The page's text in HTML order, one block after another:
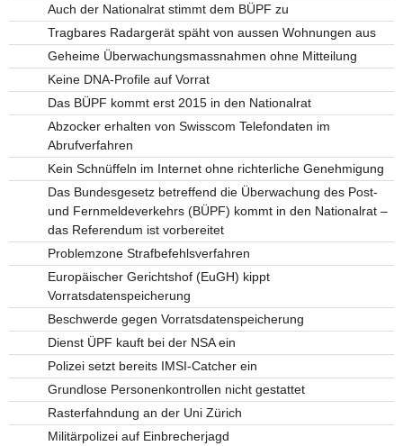
Auch der Nationalrat stimmt dem BÜPF zu
Tragbares Radargerät späht von aussen Wohnungen aus
Geheime Überwachungsmassnahmen ohne Mitteilung
Keine DNA-Profile auf Vorrat
Das BÜPF kommt erst 2015 in den Nationalrat
Abzocker erhalten von Swisscom Telefondaten im
Abrufverfahren
Kein Schnüffeln im Internet ohne richterliche Genehmigung
Das Bundesgesetz betreffend die Überwachung des Post-
und Fernmeldeverkehrs (BÜPF) kommt in den Nationalrat –
das Referendum ist vorbereitet
Problemzone Strafbefehlsverfahren
Europäischer Gerichtshof (EuGH) kippt
Vorratsdatenspeicherung
Beschwerde gegen Vorratsdatenspeicherung
Dienst ÜPF kauft bei der NSA ein
Polizei setzt bereits IMSI-Catcher ein
Grundlose Personenkontrollen nicht gestattet
Rasterfahndung an der Uni Zürich
Militärpolizei auf Einbrecherjagd